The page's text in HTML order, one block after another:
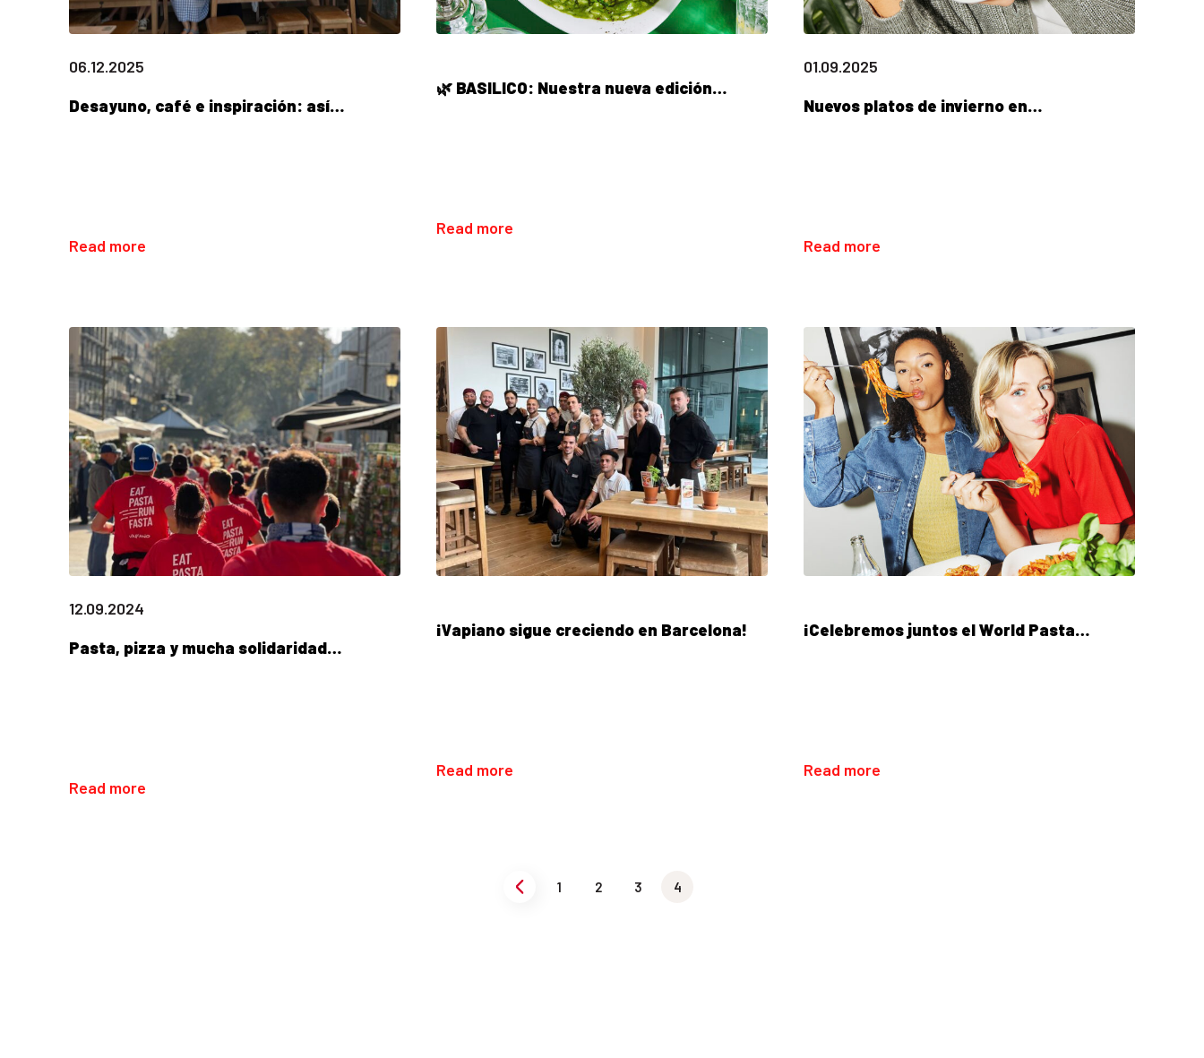
06.12.2025
Desayuno, café e inspiración: así…
Read more
🌿 BASILICO: Nuestra nueva edición…
Read more
01.09.2025
Nuevos platos de invierno en…
Read more
12.09.2024
Pasta, pizza y mucha solidaridad…
Read more
¡Vapiano sigue creciendo en Barcelona!
Read more
¡Celebremos juntos el World Pasta…
Read more
1 2 3 4